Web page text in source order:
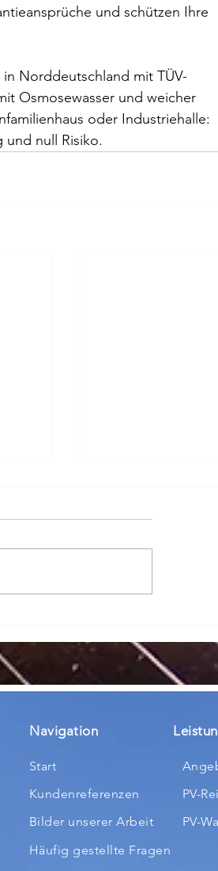
und schützen Ihre
Norddeutschland mit TÜV-
Osmosewasser und weicher
oder Industriehalle:
und null Risiko.
Solaranlage:
die
starten
Navigation
Start
Kundenreferenzen
PV-
Bilder unserer Arbeit
PV-
Häufig gestellte Fragen